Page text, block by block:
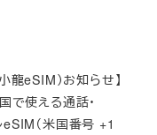
龍eSIM）お知らせ】
で使える通話・
（米国番号 +1